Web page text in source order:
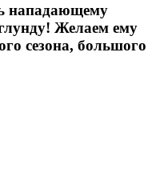
нападающему
Желаем ему
сезона, большого